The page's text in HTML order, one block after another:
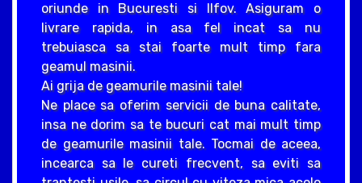
oriunde in Bucuresti si Ilfov. Asiguram o
livrare rapida, in asa fel incat sa nu
trebuiasca sa stai foarte mult timp fara
geamul masinii.
Ai grija de geamurile masinii tale!
Ne place sa oferim servicii de buna calitate,
insa ne dorim sa te bucuri cat mai mult timp
de geamurile masinii tale. Tocmai de aceea,
incearca sa le cureti frecvent, sa eviti sa